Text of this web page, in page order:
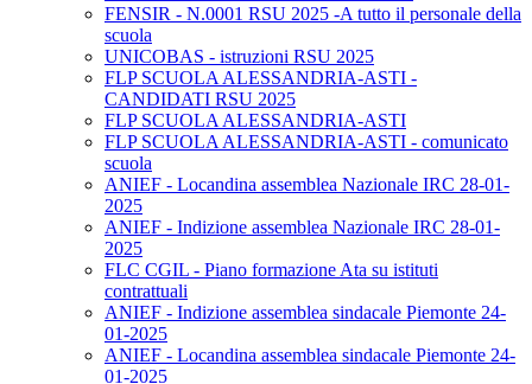
FENSIR - N.0001 RSU 2025 -A tutto il personale della
scuola
UNICOBAS - istruzioni RSU 2025
FLP SCUOLA ALESSANDRIA-ASTI -
CANDIDATI RSU 2025
FLP SCUOLA ALESSANDRIA-ASTI
FLP SCUOLA ALESSANDRIA-ASTI - comunicato
scuola
ANIEF - Locandina assemblea Nazionale IRC 28-01-
2025
ANIEF - Indizione assemblea Nazionale IRC 28-01-
2025
FLC CGIL - Piano formazione Ata su istituti
contrattuali
ANIEF - Indizione assemblea sindacale Piemonte 24-
01-2025
ANIEF - Locandina assemblea sindacale Piemonte 24-
01-2025